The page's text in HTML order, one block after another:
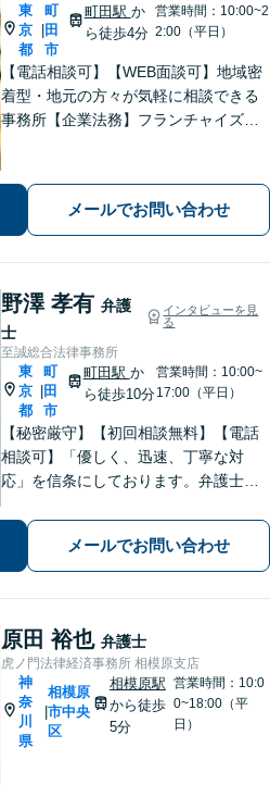
東
京
都
町
田
市
町田駅 か
ら徒歩4分
営業時間：10:00~2
2:00（平日）
【電話相談可】【WEB面談可】地域密
着型・地元の方々が気軽に相談できる
事務所【企業法務】フランチャイズ・
室】【町田駅4分】
メールでお問い合わせ
野澤 孝有 弁護
士
インタビューを見
る
至誠総合法律事務所
東
京
都
町
田
市
町田駅 か
ら徒歩10分
営業時間：10:00~
17:00（平日）
【秘密厳守】【初回相談無料】【電話
相談可】「優しく、迅速、丁寧な対
応」を信条にしております。弁護士に
少しの勇気を出して、お気軽にご相談
ください。【休日・夜間面談可】
メールでお問い合わせ
原田 裕也 弁護士
虎ノ門法律経済事務所 相模原支店
神
奈
川
県
相模原
市中央
区
相模原駅
から徒歩
5分
営業時間：10:0
0~18:00（平
日）